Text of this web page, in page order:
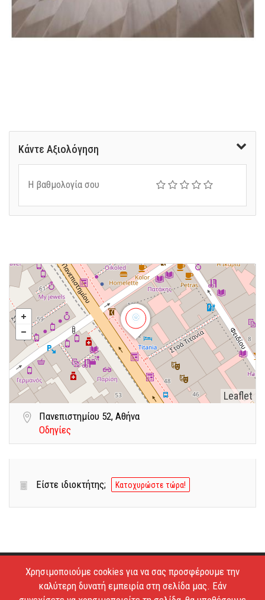
Κάντε Αξιολόγηση
Η βαθμολογία σου
Leaflet
Πανεπιστημίου 52, Αθήνα
Οδηγίες
Είστε ιδιοκτήτης; Κατοχυρώστε τώρα!
Copyright © 2026 - Estiatoria. All Rights Reserved.
Απαγορεύεται το κατέβασμα των φωτογραφιών και η
Χρησιμοποιούμε cookies για να σας προσφέρουμε την
καλύτερη δυνατή εμπειρία στη σελίδα μας. Εάν